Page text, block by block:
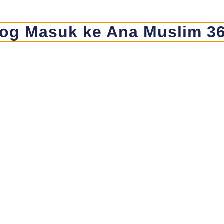
Masuk ke Ana Muslim